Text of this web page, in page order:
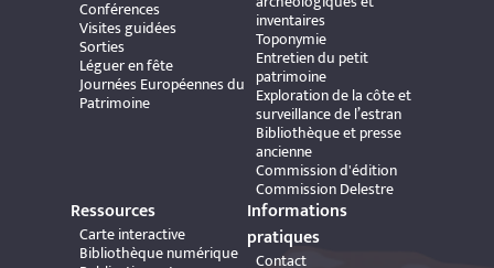
Conférences
Visites guidées
Sorties
Léguer en fête
Journées Européennes du
Patrimoine
inventaires
Toponymie
Entretien du petit
patrimoine
Exploration de la côte et
surveillance de l’estran
Bibliothèque et presse
ancienne
Commission d'édition
Commission Delestre
Ressources
Carte interactive
Bibliothèque numérique
Informations
pratiques
Contact